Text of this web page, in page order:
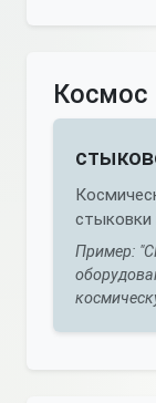
Космос
стыковки
Пример: